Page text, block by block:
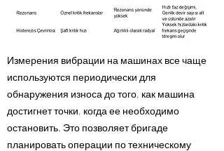
Измерения вибрации на машинах все чаще
используются периодически для
обнаружения износа до того, как машина
достигнет точки, когда ее необходимо
остановить. Это позволяет бригаде
планировать операции по техническому